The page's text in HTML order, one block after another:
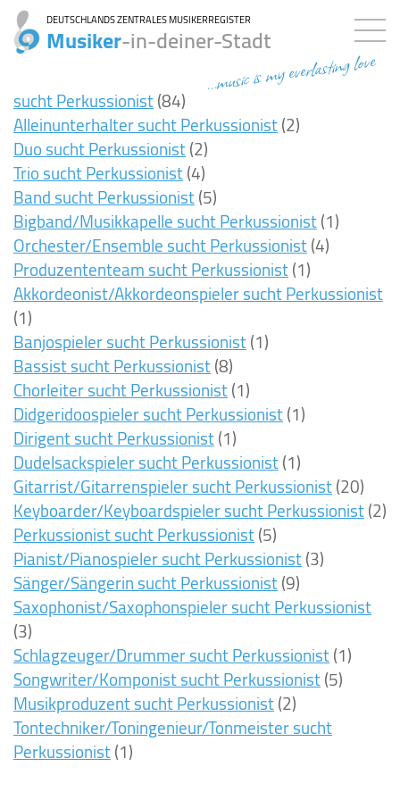
DEUTSCHLANDS ZENTRALES MUSIKERREGISTER
Musiker-in-deiner-Stadt
...music is my everlasting love
sucht Perkussionist(84)
Alleinunterhalter sucht Perkussionist(2)
Duo sucht Perkussionist(2)
Trio sucht Perkussionist(4)
Band sucht Perkussionist(5)
Bigband/Musikkapelle sucht Perkussionist(1)
Orchester/Ensemble sucht Perkussionist(4)
Produzententeam sucht Perkussionist(1)
Akkordeonist/Akkordeonspieler sucht Perkussionist
(1)
Banjospieler sucht Perkussionist(1)
Bassist sucht Perkussionist(8)
Chorleiter sucht Perkussionist(1)
Didgeridoospieler sucht Perkussionist(1)
Dirigent sucht Perkussionist(1)
Dudelsackspieler sucht Perkussionist(1)
Gitarrist/Gitarrenspieler sucht Perkussionist(20)
Keyboarder/Keyboardspieler sucht Perkussionist(2)
Perkussionist sucht Perkussionist(5)
Pianist/Pianospieler sucht Perkussionist(3)
Sänger/Sängerin sucht Perkussionist(9)
Saxophonist/Saxophonspieler sucht Perkussionist
(3)
Schlagzeuger/Drummer sucht Perkussionist(1)
Songwriter/Komponist sucht Perkussionist(5)
Musikproduzent sucht Perkussionist(2)
Tontechniker/Toningenieur/Tonmeister sucht
Perkussionist(1)